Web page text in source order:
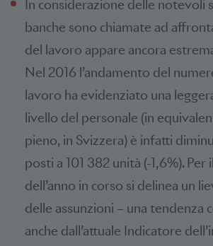
In considerazione delle notevoli
banche sono chiamate ad
del lavoro appare ancora
Nel 2016 l’andamento del
lavoro ha evidenziato una
livello del personale (in
pieno, in Svizzera) è infatti
posti a 101 382 unità (-1,6%). Per
dell’anno in corso si delinea un
delle assunzioni – una tendenza
anche dall’attuale Indicatore